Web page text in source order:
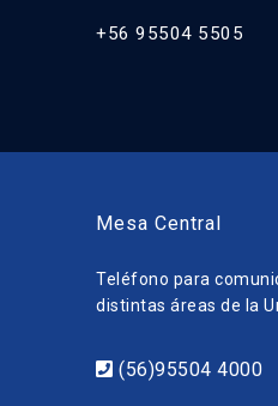
+56 95504 5505
Mesa Central
Teléfono para
distintas áreas de la
(56)95504 4000